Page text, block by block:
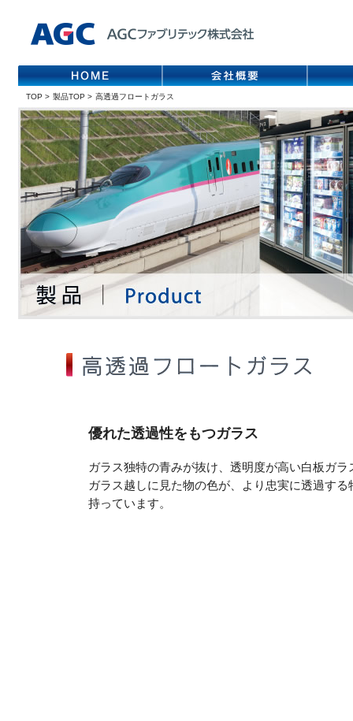
TOP > 製品TOP > 高透過フロートガラス
優れた透過性をもつガラス
ガラス独特の青みが抜け、透明度が高い白板ガラ
ガラス越しに見た物の色が、より忠実に透過する
持っています。